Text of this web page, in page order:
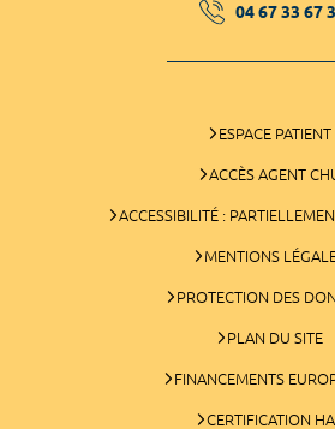
04 67 33 67
ESPACE PATIENT
ACCÈS AGENT
ACCESSIBILITÉ :
MENTIONS
PROTECTION DES
PLAN DU SITE
FINANCEMENTS
CERTIFICATION